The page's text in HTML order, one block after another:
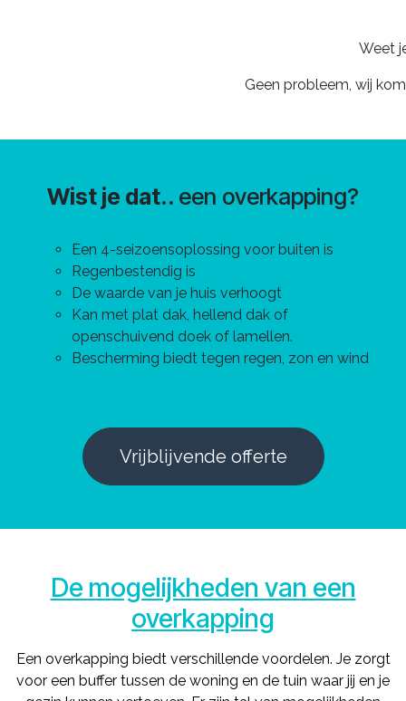
Weet
Geen probleem, wij
Wist je dat.. een overkapping?
Een 4-seizoensoplossing voor buiten is
Regenbestendig is
De waarde van je huis verhoogt
Kan met plat dak, hellend dak of
openschuivend doek of lamellen.
Bescherming biedt tegen regen, zon en wind
Vrijblijvende offerte
De mogelijkheden van een
overkapping
Een overkapping biedt verschillende voordelen. Je zorgt
voor een buffer tussen de woning en de tuin waar jij en je